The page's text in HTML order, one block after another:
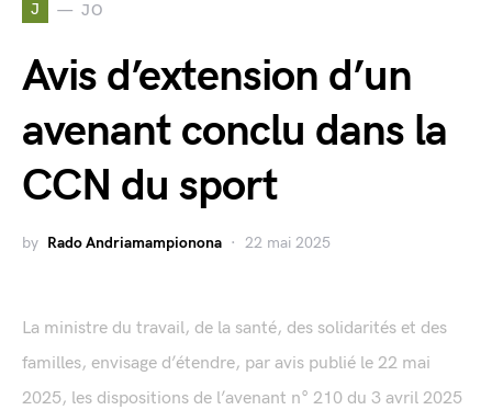
J JO
Avis d’extension d’un
avenant conclu dans la
CCN du sport
by Rado Andriamampionona 22 mai 2025
La ministre du travail, de la santé, des solidarités et des
familles, envisage d’étendre, par avis publié le 22 mai
2025, les dispositions de l’avenant n° 210 du 3 avril 2025